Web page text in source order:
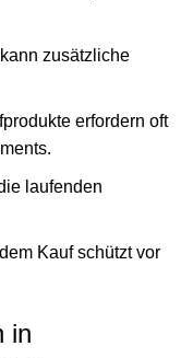
kann zusätzliche
erfordern oft
laufenden
Kauf schützt vor
in